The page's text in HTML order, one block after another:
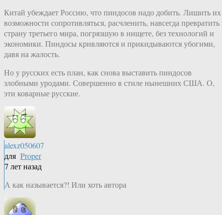
Китай убеждает Россию, что пиндосов надо добить. Лишить их
возможности сопротивляться, расчленить, навсегда превратить
страну третьего мира, погрязшую в нищете, без технологий и
экономики. Пиндосы кривляются и прикидываются убогими,
давя на жалость.
Но у русских есть план, как снова выставить пиндосов
злобными уродами. Совершенно в стиле нынешних США. О,
эти коварные русские.
alexz050607
для Proper
7 лет назад
А как называется?! Или хоть автора